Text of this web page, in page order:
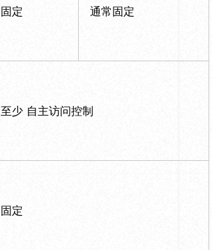
固定 通常固定
至少 自主访问控制
固定